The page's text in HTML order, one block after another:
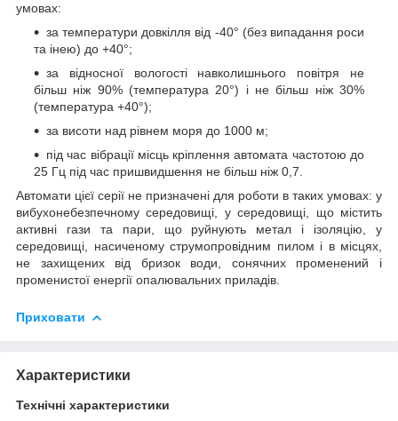
умовах:
за температури довкілля від -40° (без випадання роси
та інею) до +40°;
за відносної вологості навколишнього повітря не
більш ніж 90% (температура 20°) і не більш ніж 30%
(температура +40°);
за висоти над рівнем моря до 1000 м;
під час вібрації місць кріплення автомата частотою до
25 Гц під час пришвидшення не більш ніж 0,7.
Автомати цієї серії не призначені для роботи в таких умовах: у
вибухонебезпечному середовищі, у середовищі, що містить
активні гази та пари, що руйнують метал і ізоляцію, у
середовищі, насиченому струмопровідним пилом і в місцях,
не захищених від бризок води, сонячних променений і
променистої енергії опалювальних приладів.
Приховати
Характеристики
Технічні характеристики